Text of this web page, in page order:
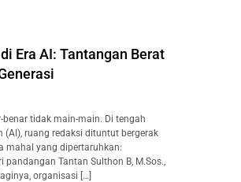
Era AI: Tantangan Berat
tidak main-main. Di tengah
ruang redaksi dituntut bergerak
mahal yang dipertaruhkan:
Tantan Sulthon B, M.Sos.,
organisasi […]